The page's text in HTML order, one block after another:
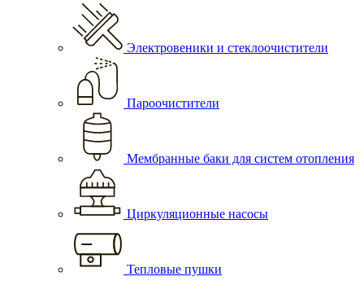
Электровеники и стеклоочистители
Пароочистители
Мембранные баки для систем отопления
Циркуляционные насосы
Тепловые пушки